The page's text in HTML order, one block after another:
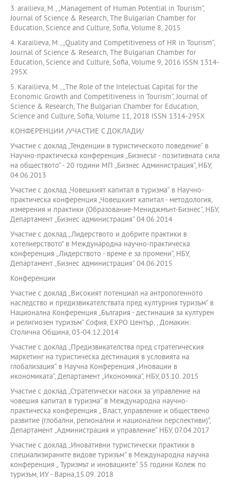
3. arailieva, М., „Маnagement of Human Potential in Tourism“,
Journal of Science & Research, The Bulgarian Chamber for
Education, Science and Culture, Sofia, Volume 8, 2015
4. Karailieva, М., „Quality and Competitiveness of HR in Tourism“,
Journal of Science & Research, The Bulgarian Chamber for
Education, Science and Culture, Sofia, Volume 9, 2016 ISSN 1314-
295X
5. Karailieva, М., „The Role of the Intelectual Capital for the
Economic Growth and Competitiveness in Tourism“, Journal of
Science & Research, The Bulgarian Chamber for Education,
Science and Culture, Sofia, Volume 11, 2018 ISSN 1314-295X
КОНФЕРЕНЦИИ /УЧАСТИЕ С ДОКЛАДИ/
Участие с доклад „Тенденции в туристическото поведение“ в
Научно-практическа конференция „Бизнесът - позитивната сила
на обществото“ - 20 години МП „Бизнес Администрация“, НБУ,
04.06.2013
Участие с доклад „Човешкият капитал в туризма“ в Научно-
практическа конференция „Човешкият капитал - методология,
измерения и практики (Образование-Мениджмънт-Бизнес“, НБУ,
Департамент „Бизнес администрация“ 04.06.2014
Участие с доклад „Лидерството и добрите практики в
хотелиерството” в Международна научно-практическа
конференция „Лидерството - време е за промени“, НБУ,
Департамент „Бизнес администрация“ 04.06.2015
Конференции
Участие с доклад „Високият потенциал на антропогенното
наследство и предизвикателствата пред културния туризъм“ в
Национална Конференция „България - дестинация за културен
и религиозен туризъм“ София, ЕХРО Център, , Домакин:
Столична Община, 03-04.12.2014
Участие с доклад „Предизвикателства пред стратегическия
маркетинг на туристическа дестинация в условията на
глобализация“ в Научна Конференция „Иновации в
икономиката“, Департамент „Икономика“, НБУ, 03.10. 2015
Участие с доклад „Стратегически насоки за управление на
човешия капитал в туризма“ в Международна научно-
практическа конференция „ Власт, управление и обществено
развитие (глобални, регионални и национални перспективи)”,
Департамент „Администрация и управление“ НБУ, 07.04.2017
Участие с доклад „Иновативни туристически практики в
специализираните видове туризъм“ в Международна научна
конференция „ Туризмът и иновациите“ 55 години Колеж по
туризъм, ИУ - Варна,15.09. 2018